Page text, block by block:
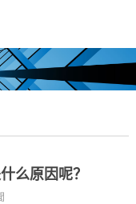
么原因呢？